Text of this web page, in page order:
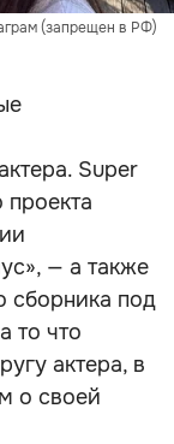
(запрещен в РФ)
Super
проекта
— а также
сборника под
то что
актера, в
о своей